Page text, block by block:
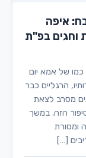
איפה
וחגים בפ"ת
של אמא יום
על גדותיו, הרגליים כבר
מסרב לצאת
הזה. במשך
ומסורת
[…]